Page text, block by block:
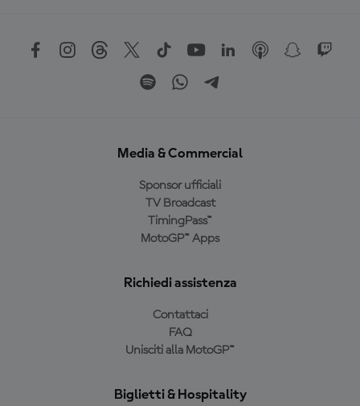
Media & Commercial
Sponsor ufficiali
TV Broadcast
TimingPass™
MotoGP™ Apps
Richiedi assistenza
Contattaci
FAQ
Unisciti alla MotoGP™
Biglietti & Hospitality